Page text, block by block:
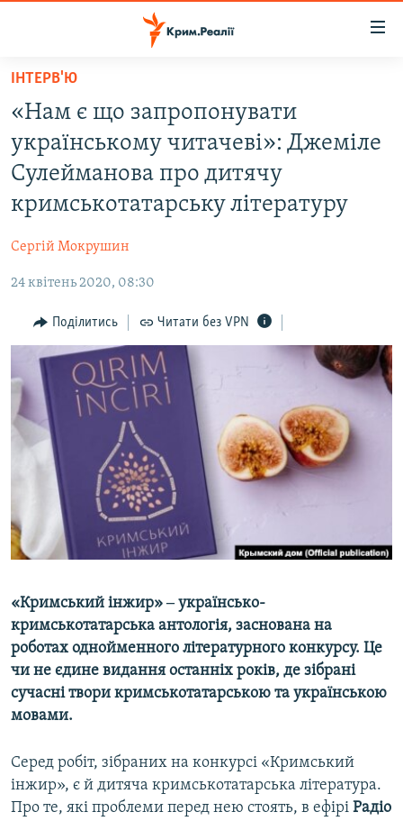
Перейти
основного
матеріалу
Перейти
до
основної
Перейти
до
ВІДЕО ТА ФОТО
ПОГЛЯД
ІНТЕРВ'Ю
ВСЕ ЗА ДЕНЬ
СПЕЦПРОЕКТИ
ДЕПОРТАЦІЯ
ВІДЕОУРОКИ «ELIFBE»
СВІДЧЕННЯ ОКУПАЦІЇ
УКРАЇНСЬКА ПРОБЛЕМА КРИМУ
ІНФОГРАФІКА
ЯК ОБІЙТИ БЛОКУВАННЯ
Русский
Qırımtatar
ДОЛУЧАЙСЯ!
Усі сайти RFE/RL
ІНТЕРВ'Ю
«Нам є що запропонувати
українському читачеві»: Джеміле
Сулейманова про дитячу
кримськотатарську літературу
Сергій Мокрушин
24 квітень 2020, 08:30
Поділитись Читати без VPN
«Кримський інжир» ‒ українсько-
кримськотатарська антологія, заснована на
роботах однойменного літературного конкурсу. Це
чи не єдине видання останніх років, де зібрані
сучасні твори кримськотатарською та українською
мовами.
Серед робіт, зібраних на конкурсі «Кримський
інжир», є й дитяча кримськотатарська література.
Про те, які проблеми перед нею стоять, в ефірі Радіо